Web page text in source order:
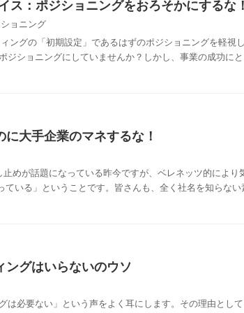
ス：ポジショニングをおろそかにするな！
ョニング
ングの「初期設定」であるはずのポジショニングを軽視
ジショニングにしていませんか？しかし、事業の成功に
大手企業のマネするな！
めが話題になっている昨今ですが、ベレネッツ的により
ている」ということです。皆さんも、全く社名を知らない
ングはいらないのウソ
は必要ない」という声をよく耳にします。その理由とし